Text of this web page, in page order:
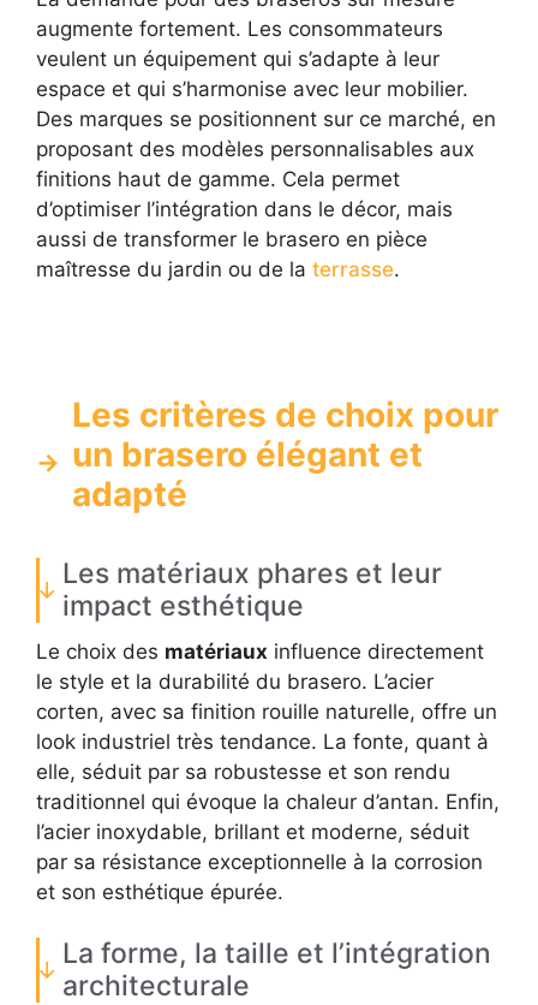
augmente fortement. Les consommateurs
veulent un équipement qui s’adapte à leur
espace et qui s’harmonise avec leur mobilier.
Des marques se positionnent sur ce marché, en
proposant des modèles personnalisables aux
finitions haut de gamme. Cela permet
d’optimiser l’intégration dans le décor, mais
aussi de transformer le brasero en pièce
maîtresse du jardin ou de la terrasse.
Les critères de choix pour
un brasero élégant et
adapté
Les matériaux phares et leur
impact esthétique
Le choix des matériaux influence directement
le style et la durabilité du brasero. L’acier
corten, avec sa finition rouille naturelle, offre un
look industriel très tendance. La fonte, quant à
elle, séduit par sa robustesse et son rendu
traditionnel qui évoque la chaleur d’antan. Enfin,
l’acier inoxydable, brillant et moderne, séduit
par sa résistance exceptionnelle à la corrosion
et son esthétique épurée.
La forme, la taille et l’intégration
architecturale